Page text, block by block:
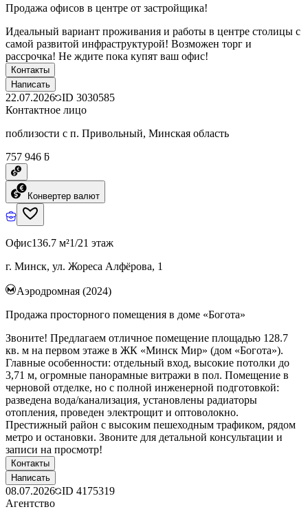
Продажа офисов в центре от застройщика!
Идеальный вариант проживания и работы в центре столицы с
самой развитой инфраструктурой! Возможен торг и
рассрочка! Не ждите пока купят ваш офис!
Контакты
Написать
22.07.2026 ID 3030585
Контактное лицо
поблизости с п. Привольный, Минская область
757 946 ƃ
Конвертер валют
Офис136.7 м²1/21 этаж
г. Минск, ул. Жореса Алфёрова, 1
Аэродромная (2024)
Продажа просторного помещения в доме «Богота»
Звоните! Предлагаем отличное помещение площадью 128.7
кв. м на первом этаже в ЖК «Минск Мир» (дом «Богота»).
Главные особенности: отдельный вход, высокие потолки до
3,71 м, огромные панорамные витражи в пол. Помещение в
черновой отделке, но с полной инженерной подготовкой:
разведена вода/канализация, установлены радиаторы
отопления, проведен электрощит и оптоволокно.
Престижный район с высоким пешеходным трафиком, рядом
метро и остановки. Звоните для детальной консультации и
записи на просмотр!
Контакты
Написать
08.07.2026 ID 4175319
Агентство